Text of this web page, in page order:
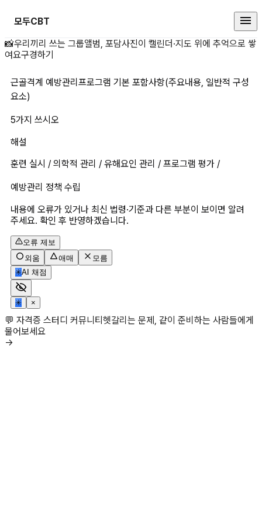
모두CBT
근골격계 예방관리프로그램 기본
📸우리끼리 쓰는 그룹앨범, 포담사진이 캘린더·지도 위에 추억으로 쌓
여요구경하기
근골격계 예방관리프로그램 기본 포함사항(주요내용, 일반적 구성
요소)
5가지 쓰시오
해설
훈련 실시 / 의학적 관리 / 유해요인 관리 / 프로그램 평가 /
예방관리 정책 수립
내용에 오류가 있거나 최신 법령·기준과 다른 부분이 보이면 알려
주세요. 확인 후 반영하겠습니다.
오류 제보
외움
애매
모름
✳AI 채점
✳ ×
💬 자격증 스터디 커뮤니티헷갈리는 문제, 같이 준비하는 사람들에게
물어보세요
→